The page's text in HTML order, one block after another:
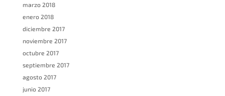
marzo 2018
enero 2018
diciembre 2017
noviembre 2017
octubre 2017
septiembre 2017
agosto 2017
junio 2017